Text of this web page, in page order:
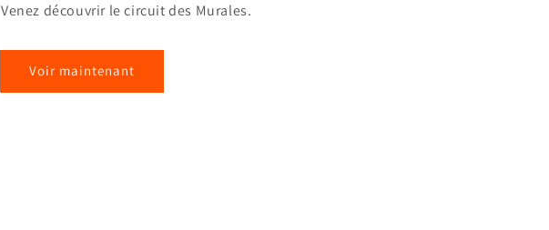
Venez découvrir le circuit des Murales.
Voir maintenant